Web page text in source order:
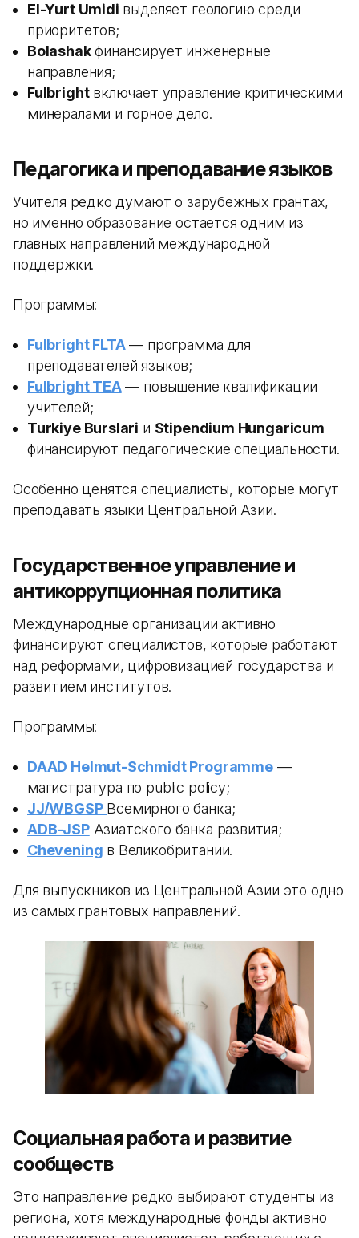
El-Yurt Umidi выделяет геологию среди
приоритетов;
Bolashakфинансирует инженерные
направления;
Fulbrightвключает управление критическими
минералами и горное дело.
Педагогика и преподавание языков
Учителя редко думают о зарубежных грантах,
но именно образование остается одним из
главных направлений международной
поддержки.
Программы:
Fulbright FLTA — программа для
преподавателей языков;
Fulbright TEA— повышение квалификации
учителей;
Turkiye Burslari и Stipendium Hungaricum
финансируют педагогические специальности.
Особенно ценятся специалисты, которые могут
преподавать языки Центральной Азии.
Государственное управление и
антикоррупционная политика
Международные организации активно
финансируют специалистов, которые работают
над реформами, цифровизацией государства и
развитием институтов.
Программы:
DAAD Helmut-Schmidt Programme—
магистратура по public policy;
JJ/WBGSP Всемирного банка;
ADB-JSPАзиатского банка развития;
Chevening в Великобритании.
Для выпускников из Центральной Азии это одно
из самых грантовых направлений.
Социальная работа и развитие
сообществ
Это направление редко выбирают студенты из
региона, хотя международные фонды активно